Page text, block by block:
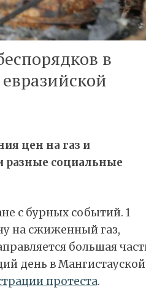
в
цен на газ и
социальные
с бурных событий. 1
на сжиженный газ,
большая
день в Мангистауской
протеста.